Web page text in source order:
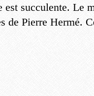
succulente. Le
de Pierre Hermé.